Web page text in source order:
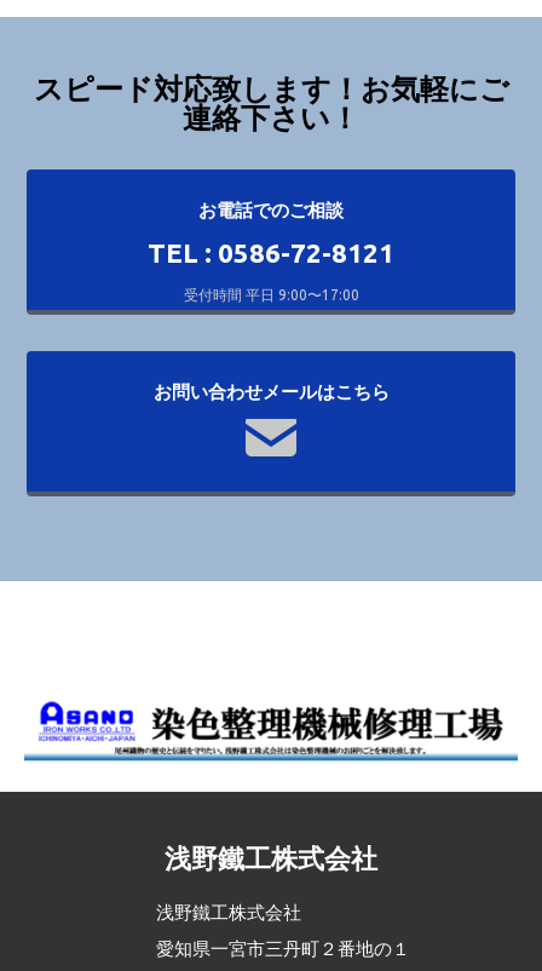
スピード対応致します！お気軽にご
連絡下さい！
お電話でのご相談
TEL : 0586-72-8121
受付時間 平日 9:00〜17:00
お問い合わせメールはこちら
浅野鐵工株式会社
浅野鐵工株式会社
愛知県一宮市三丹町２番地の１